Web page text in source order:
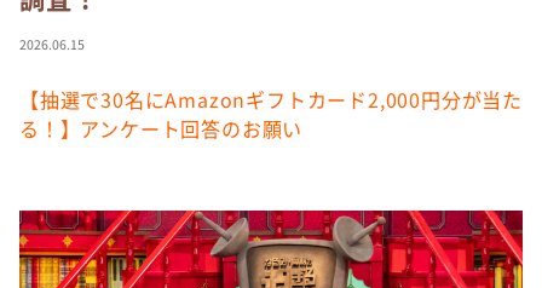
て真剣です
news おかえり
河合＆A.B.C-Z塚田×福井アナ「なんでやねん！？」
本日はダイアンなり！シーズン２
朝だ！生です旅サラダ
2026.06.15
【抽選で30名にAmazonギフトカード2,000円分が当た
る！】アンケート回答のお願い